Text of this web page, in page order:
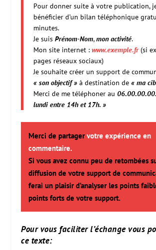
Pour donner suite à votre publication,
bénéficier d’un bilan téléphonique
minutes.
Je suisPrénom-Nom,mon activité.
Mon site internet :www.exemple.fr(si
pages réseaux sociaux)
Je souhaite créer un support de
« son objectif » à destination de« ma
Merci de me téléphoner au
lundi entre 14h et 17h. »
Merci de partagervotre expérience en
commentaire.
Si vous avez connu peu de retombées
diffusion de votre support de
ferai un plaisir d’analyser les points
points forts de votre support.
Pour vous faciliter l’échange vous
ce texte: